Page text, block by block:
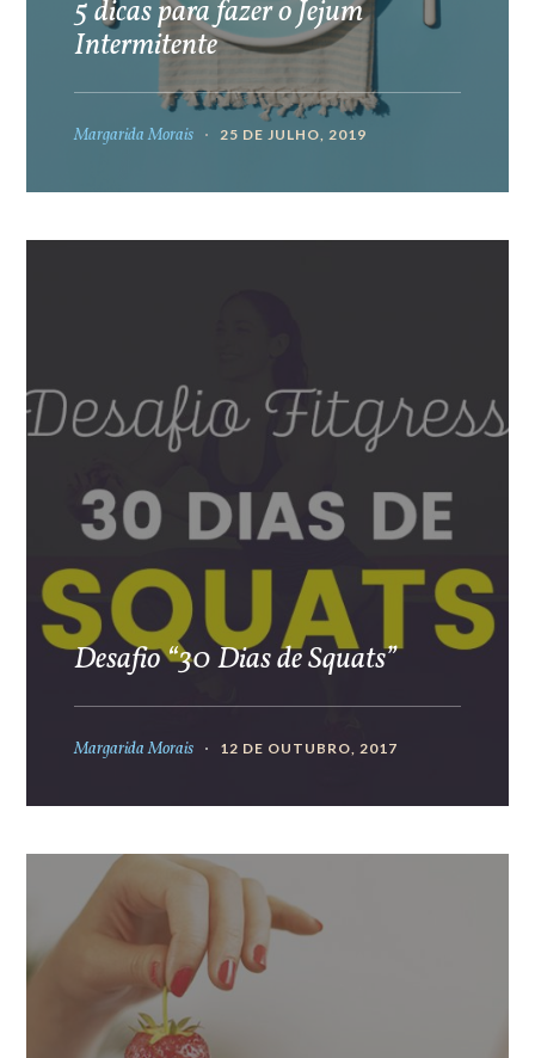
5 dicas para fazer o Jejum
Intermitente
Margarida Morais 25 DE JULHO, 2019
Desafio “30 Dias de Squats”
Margarida Morais 12 DE OUTUBRO, 2017